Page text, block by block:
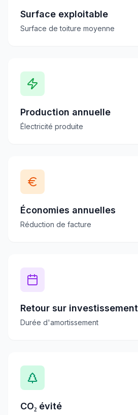
Surface exploitable
Surface de toiture moyenne
Production annuelle
Électricité produite
Économies annuelles
Réduction de facture
Retour sur investissement
Durée d'amortissement
CO₂ évité